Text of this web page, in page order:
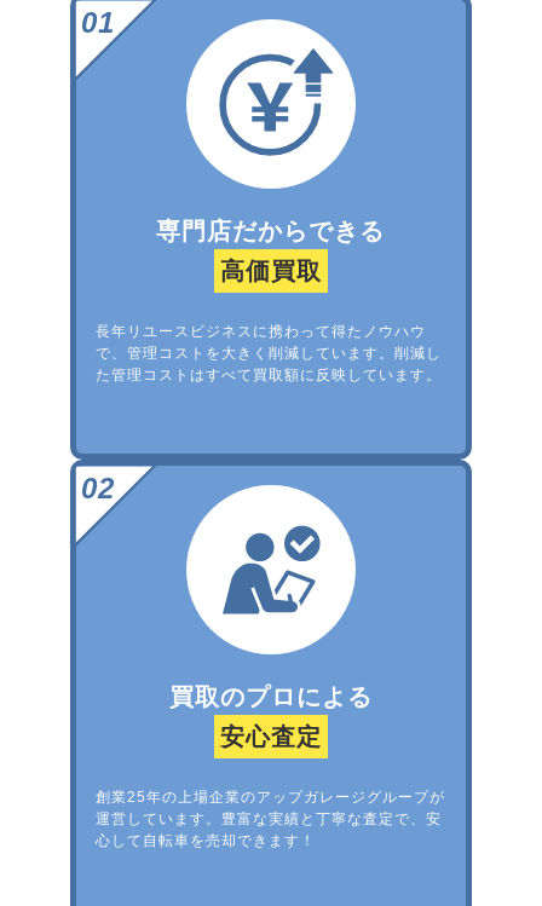
専門店だからできる
高価買取
長年リユースビジネスに携わって得たノウハウ
で、管理コストを大きく削減しています。削減し
た管理コストはすべて買取額に反映しています。
買取のプロによる
安心査定
創業25年の上場企業のアップガレージグループが
運営しています。豊富な実績と丁寧な査定で、安
心して自転車を売却できます！